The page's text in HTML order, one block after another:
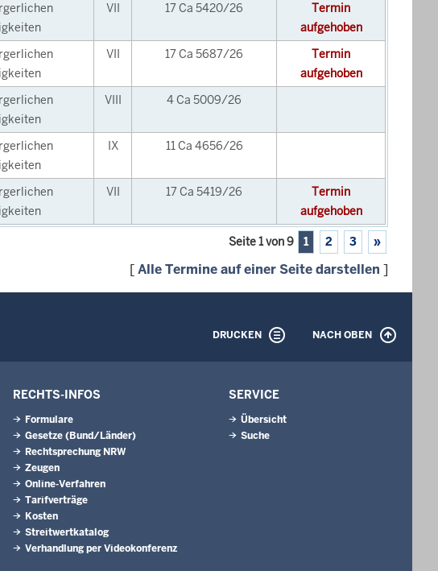
VII 17 Ca 5420/26
Termin
aufgehoben
VII 17 Ca 5687/26
Termin
aufgehoben
VIII 4 Ca 5009/26
IX 11 Ca 4656/26
VII 17 Ca 5419/26
Termin
aufgehoben
Seite 1 von 9 1 2 3 »
[Alle Termine auf einer Seite darstellen ]
DRUCKEN NACH OBEN
RECHTS-INFOS
Formulare
Gesetze (Bund/Länder)
Rechtsprechung NRW
Zeugen
Online-Verfahren
Tarifverträge
Kosten
Streitwertkatalog
Verhandlung per Videokonferenz
SERVICE
Übersicht
Suche